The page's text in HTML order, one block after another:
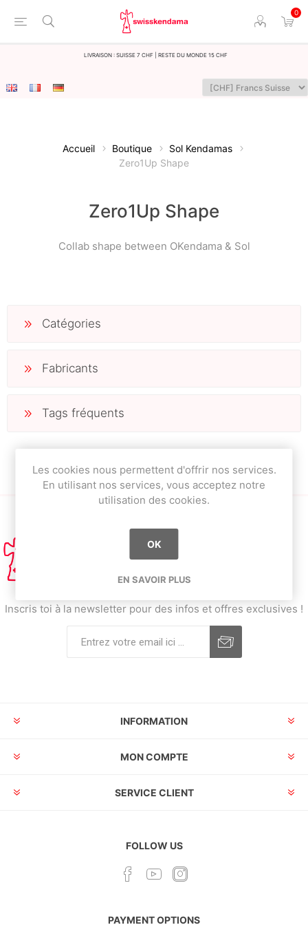
0
LIvraison : Suisse 7 CHF | Reste du monde 15 CHF
Accueil Boutique
Sol Kendamas
Zero1Up Shape
Zero1Up Shape
Collab shape between OKendama & Sol
Catégories
Fabricants
Tags fréquents
Inscris toi à la newsletter pour des infos et offres exclusives !
INFORMATION
MON COMPTE
SERVICE CLIENT
FOLLOW US
PAYMENT OPTIONS
Les cookies nous permettent d'offrir nos services.
En utilisant nos services, vous acceptez notre
utilisation des cookies.
OK
EN SAVOIR PLUS